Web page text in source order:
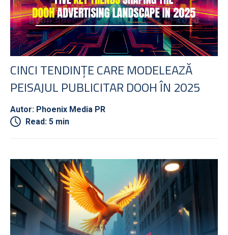
CINCI TENDINȚE CARE MODELEAZĂ
PEISAJUL PUBLICITAR DOOH ÎN 2025
Autor: Phoenix Media PR
Read: 5 min